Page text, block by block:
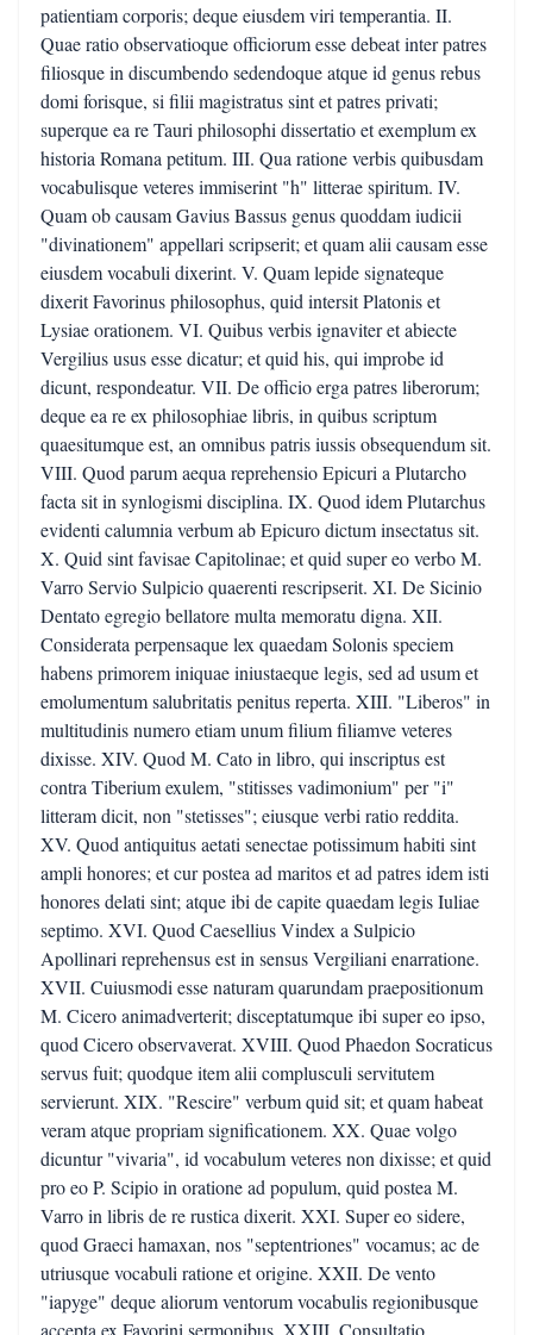
patientiam corporis; deque eiusdem viri temperantia. II.
Quae ratio observatioque officiorum esse debeat inter patres
filiosque in discumbendo sedendoque atque id genus rebus
domi forisque, si filii magistratus sint et patres privati;
superque ea re Tauri philosophi dissertatio et exemplum ex
historia Romana petitum. III. Qua ratione verbis quibusdam
vocabulisque veteres immiserint "h" litterae spiritum. IV.
Quam ob causam Gavius Bassus genus quoddam iudicii
"divinationem" appellari scripserit; et quam alii causam esse
eiusdem vocabuli dixerint. V. Quam lepide signateque
dixerit Favorinus philosophus, quid intersit Platonis et
Lysiae orationem. VI. Quibus verbis ignaviter et abiecte
Vergilius usus esse dicatur; et quid his, qui improbe id
dicunt, respondeatur. VII. De officio erga patres liberorum;
deque ea re ex philosophiae libris, in quibus scriptum
quaesitumque est, an omnibus patris iussis obsequendum sit.
VIII. Quod parum aequa reprehensio Epicuri a Plutarcho
facta sit in synlogismi disciplina. IX. Quod idem Plutarchus
evidenti calumnia verbum ab Epicuro dictum insectatus sit.
X. Quid sint favisae Capitolinae; et quid super eo verbo M.
Varro Servio Sulpicio quaerenti rescripserit. XI. De Sicinio
Dentato egregio bellatore multa memoratu digna. XII.
Considerata perpensaque lex quaedam Solonis speciem
habens primorem iniquae iniustaeque legis, sed ad usum et
emolumentum salubritatis penitus reperta. XIII. "Liberos" in
multitudinis numero etiam unum filium filiamve veteres
dixisse. XIV. Quod M. Cato in libro, qui inscriptus est
contra Tiberium exulem, "stitisses vadimonium" per "i"
litteram dicit, non "stetisses"; eiusque verbi ratio reddita.
XV. Quod antiquitus aetati senectae potissimum habiti sint
ampli honores; et cur postea ad maritos et ad patres idem isti
honores delati sint; atque ibi de capite quaedam legis Iuliae
septimo. XVI. Quod Caesellius Vindex a Sulpicio
Apollinari reprehensus est in sensus Vergiliani enarratione.
XVII. Cuiusmodi esse naturam quarundam praepositionum
M. Cicero animadverterit; disceptatumque ibi super eo ipso,
quod Cicero observaverat. XVIII. Quod Phaedon Socraticus
servus fuit; quodque item alii complusculi servitutem
servierunt. XIX. "Rescire" verbum quid sit; et quam habeat
veram atque propriam significationem. XX. Quae volgo
dicuntur "vivaria", id vocabulum veteres non dixisse; et quid
pro eo P. Scipio in oratione ad populum, quid postea M.
Varro in libris de re rustica dixerit. XXI. Super eo sidere,
quod Graeci hamaxan, nos "septentriones" vocamus; ac de
utriusque vocabuli ratione et origine. XXII. De vento
"iapyge" deque aliorum ventorum vocabulis regionibusque
accepta ex Favorini sermonibus. XXIII. Consultatio